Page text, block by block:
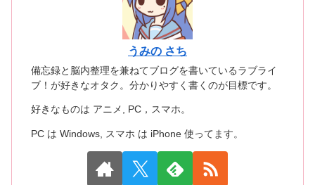
うみの さち
備忘録と脳内整理を兼ねてブログを書いているラブライ
ブ！が好きなオタク。分かりやすく書くのが目標です。
好きなものは アニメ, PC，スマホ。
PC は Windows, スマホ は iPhone 使ってます。